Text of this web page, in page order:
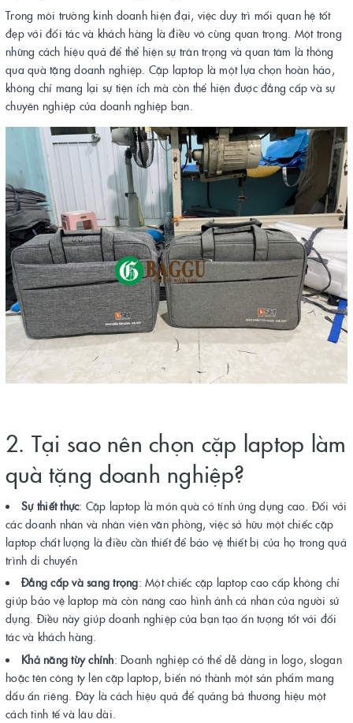
Trong môi trường kinh doanh hiện đại, việc duy trì mối quan hệ tốt
đẹp với đối tác và khách hàng là điều vô cùng quan trọng. Một trong
những cách hiệu quả để thể hiện sự trân trọng và quan tâm là thông
qua quà tặng doanh nghiệp. Cặp laptop là một lựa chọn hoàn hảo,
không chỉ mang lại sự tiện ích mà còn thể hiện được đẳng cấp và sự
chuyên nghiệp của doanh nghiệp bạn.
2. Tại sao nên chọn cặp laptop làm
quà tặng doanh nghiệp?
Sự thiết thực: Cặp laptop là món quà có tính ứng dụng cao. Đối với
các doanh nhân và nhân viên văn phòng, việc sở hữu một chiếc cặp
laptop chất lượng là điều cần thiết để bảo vệ thiết bị của họ trong quá
trình di chuyển
Đẳng cấp và sang trọng: Một chiếc cặp laptop cao cấp không chỉ
giúp bảo vệ laptop mà còn nâng cao hình ảnh cá nhân của người sử
dụng. Điều này giúp doanh nghiệp của bạn tạo ấn tượng tốt với đối
tác và khách hàng.
Khả năng tùy chỉnh: Doanh nghiệp có thể dễ dàng in logo, slogan
hoặc tên công ty lên cặp laptop, biến nó thành một sản phẩm mang
dấu ấn riêng. Đây là cách hiệu quả để quảng bá thương hiệu một
cách tinh tế và lâu dài.